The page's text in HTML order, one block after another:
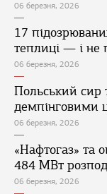
06 березня, 2026
17
теплиці — і не
06 березня, 2026
Польський сир
демпінговими
06 березня, 2026
«Нафтогаз» та
484 МВт
06 березня, 2026